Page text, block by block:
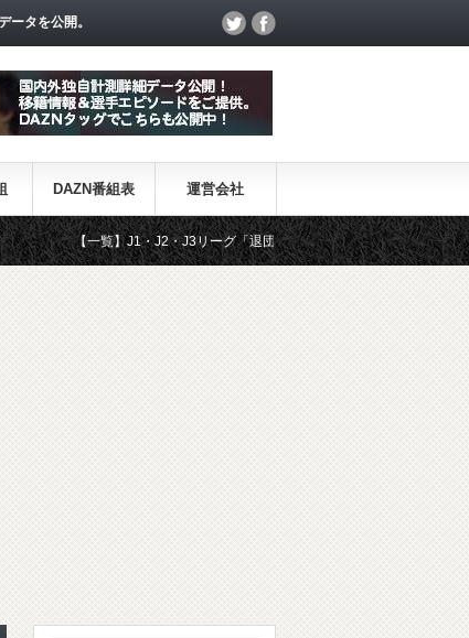
タを公開。
DAZN番組表 運営会社
一覧】J1・J2・J3リーグ「退団・戦力外選手＆新加入選手」